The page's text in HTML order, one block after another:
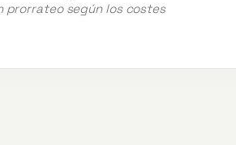
prorrateo según los costes